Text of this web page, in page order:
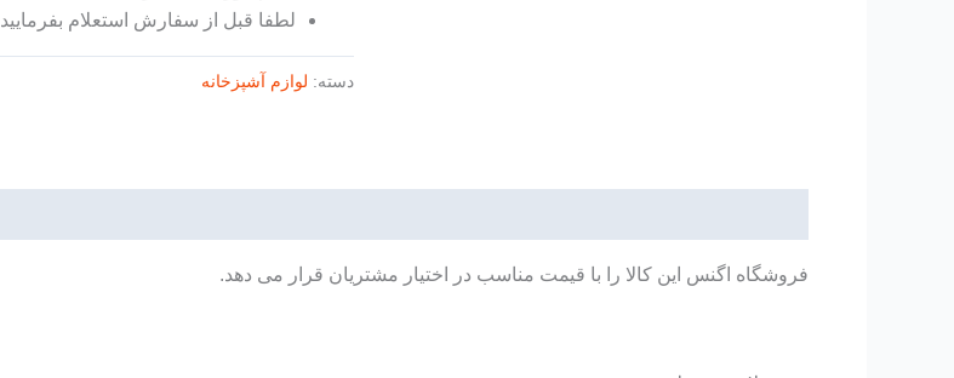
لطفا قبل از سفارش استعلام بفرمایید
دسته: لوازم آشپزخانه
فروشگاه اگنس این کالا را با قیمت مناسب در اختیار مشتریان قرار می دهد.